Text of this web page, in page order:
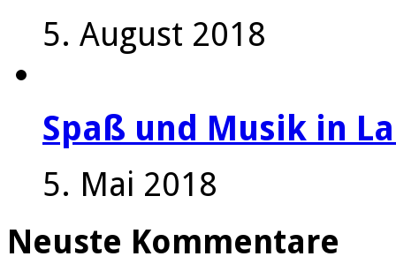
5. August 2018
Spaß und Musik in
5. Mai 2018
Neuste Kommentare